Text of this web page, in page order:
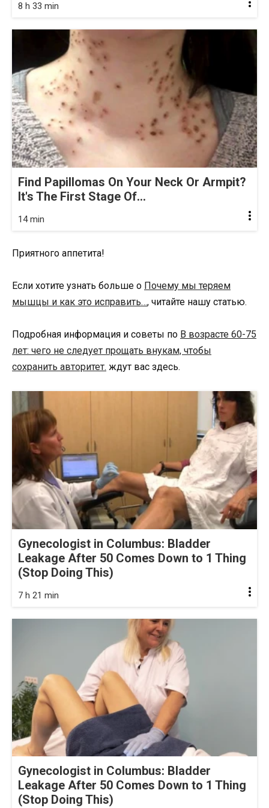
8 h 33 min
Find Papillomas On Your Neck Or Armpit?
It's The First Stage Of...
14 min
Приятного аппетита!
Если хотите узнать больше о Почему мы теряем
мышцы и как это исправить…, читайте нашу статью.
Подробная информация и советы по В возрасте 60-75
лет: чего не следует прощать внукам, чтобы
сохранить авторитет. ждут вас здесь.
Gynecologist in Columbus: Bladder
Leakage After 50 Comes Down to 1 Thing
(Stop Doing This)
7 h 21 min
Gynecologist in Columbus: Bladder
Leakage After 50 Comes Down to 1 Thing
(Stop Doing This)